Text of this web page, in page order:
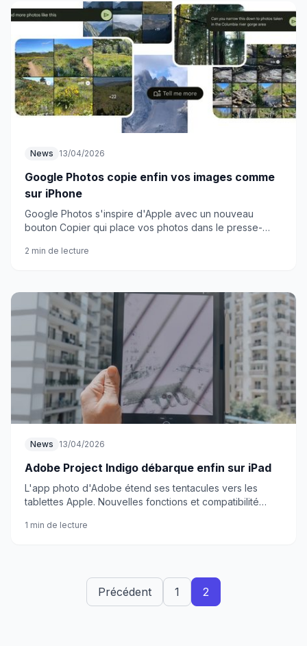
News 13/04/2026
Google Photos copie enfin vos images comme
sur iPhone
Google Photos s'inspire d'Apple avec un nouveau
bouton Copier qui place vos photos dans le presse-
interminables !
2 min de lecture
News 13/04/2026
Adobe Project Indigo débarque enfin sur iPad
L'app photo d'Adobe étend ses tentacules vers les
tablettes Apple. Nouvelles fonctions et compatibilité
1 min de lecture
Précédent 1 2